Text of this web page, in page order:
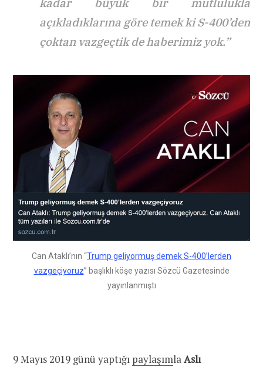
kadar büyük bir mutlulukla
açıkladıklarına göre temek ki S-400’den
çoktan vazgeçtik de haberimiz yok.”
Can Ataklı’nın “Trump geliyormuş demek S-400’lerden
vazgeçiyoruz” başlıklı köşe yazısı Sözcü Gazetesinde
yayınlanmıştı
9 Mayıs 2019 günü yaptığı paylaşımlaAslı